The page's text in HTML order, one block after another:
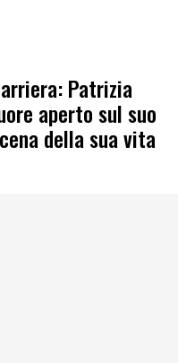
Patrizia
aperto sul suo
della sua vita